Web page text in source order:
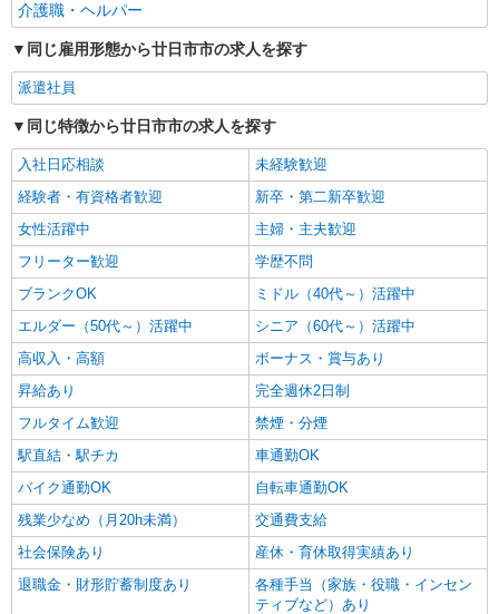
アルバイト パート 派遣社員 紹介予定派遣
日研トータルソーシング株式会社 メディカルケア事業部/広島オフィ
ス
時給1,450円〜1,600円 ◆無資格・経験者：
任者研修・経験者：1,550円〜 ◆介護福祉士：
1,600円〜 ※経験者は3ヶ月以上 ※給与幅は経験・
能力による ★週払いOK（規定あり）
広島県廿日市市 【最寄駅】大野浦駅 ★マイカ
ー・バイク通勤もOK！（規定あり） ★勤務地は
3000ヶ所以上★ 自宅から通いやすいエリアなど、
お好きな勤務地をお選び下さい！！
詳細を見る
アルバイト パート 紹介予定派遣
日研トータルソーシング株式会社 メディカルケア事業部/広島オフィ
ス
未経験・無資格OKの介護スタッフ
時給1,400円〜1,600円 ★週払いOK（規定あ
り） ※給与幅は経験・能力による
広島県廿日市市 【最寄駅】宮島口駅 ★マイカ
ー・バイク通勤もOK！（規定あり） ★勤務地は
3000ヶ所以上★ 自宅から通いやすいエリアなど、
お好きな勤務地をお選び下さい！！
キープ 詳細を見る
派遣社員
株式会社kotrio /●HR-H-1855685
[ 面接なし ]宮内串戸近くの支援員★社会活動
介護職・ヘルパー
同じ雇用形態から廿日市市の求人を探す
派遣社員
同じ特徴から廿日市市の求人を探す
入社日応相談
未経験歓迎
経験者・有資格者歓迎
新卒・第二新卒歓迎
女性活躍中
主婦・主夫歓迎
フリーター歓迎
学歴不問
ブランクOK
ミドル（40代～）活躍中
エルダー（50代～）活躍中
シニア（60代～）活躍中
高収入・高額
ボーナス・賞与あり
昇給あり
完全週休2日制
フルタイム歓迎
禁煙・分煙
駅直結・駅チカ
車通勤OK
バイク通勤OK
自転車通勤OK
残業少なめ（月20h未満）
交通費支給
社会保険あり
産休・育休取得実績あり
退職金・財形貯蓄制度あり
各種手当（家族・役職・インセン
ティブなど）あり